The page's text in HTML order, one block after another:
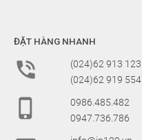
ĐẶT HÀNG NHANH

(024)62 913 123
(024)62 919 554

0986.485.482
0947.736.786